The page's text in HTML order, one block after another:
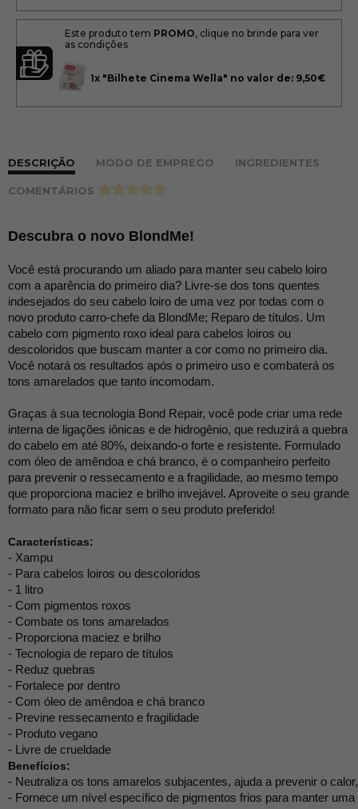
Este produto tem PROMO, clique no brinde para ver
as condições
1x "Bilhete Cinema Wella" no valor de: 9,50€
DESCRIÇÃO MODO DE EMPREGO INGREDIENTES
COMENTÁRIOS >
Descubra o novo BlondMe!
Você está procurando um aliado para manter seu cabelo loiro
com a aparência do primeiro dia? Livre-se dos tons quentes
indesejados do seu cabelo loiro de uma vez por todas com o
novo produto carro-chefe da BlondMe; Reparo de títulos. Um
cabelo com pigmento roxo ideal para cabelos loiros ou
descoloridos que buscam manter a cor como no primeiro dia.
Você notará os resultados após o primeiro uso e combaterá os
tons amarelados que tanto incomodam.
Graças à sua tecnologia Bond Repair, você pode criar uma rede
interna de ligações iônicas e de hidrogênio, que reduzirá a quebra
do cabelo em até 80%, deixando-o forte e resistente. Formulado
com óleo de amêndoa e chá branco, é o companheiro perfeito
para prevenir o ressecamento e a fragilidade, ao mesmo tempo
que proporciona maciez e brilho invejável. Aproveite o seu grande
formato para não ficar sem o seu produto preferido!
Características:
- Xampu
- Para cabelos loiros ou descoloridos
- 1 litro
- Com pigmentos roxos
- Combate os tons amarelados
- Proporciona maciez e brilho
- Tecnologia de reparo de títulos
- Reduz quebras
- Fortalece por dentro
- Com óleo de amêndoa e chá branco
- Previne ressecamento e fragilidade
- Produto vegano
- Livre de crueldade
Benefícios:
- Neutraliza os tons amarelos subjacentes, ajuda a prevenir o
- Fornece um nível específico de pigmentos frios para manter